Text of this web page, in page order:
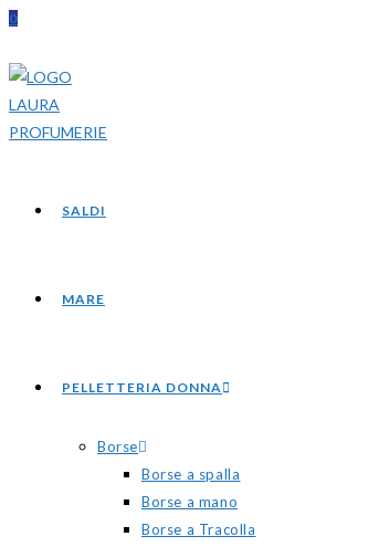
0
SALDI
MARE
PELLETTERIA DONNA
Borse
Borse a spalla
Borse a mano
Borse a Tracolla